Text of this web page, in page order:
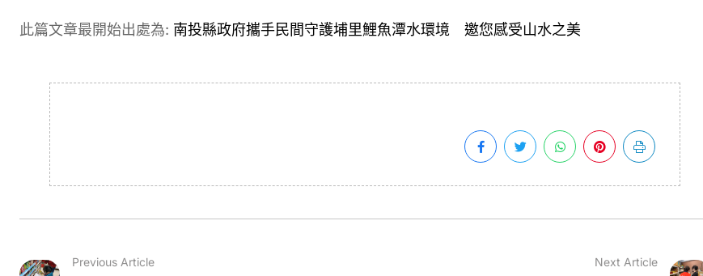
此篇文章最開始出處為: 南投縣政府攜手民間守護埔里鯉魚潭水環境 邀您感受山水之美
Previous Article Next Article